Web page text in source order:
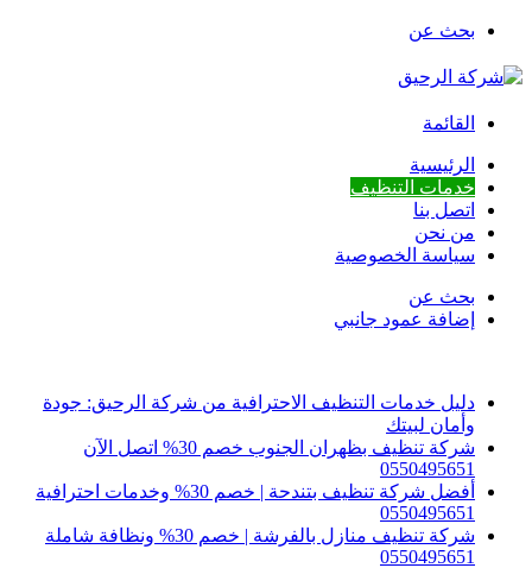
بحث عن
القائمة
الرئيسية
خدمات التنظيف
اتصل بنا
من نحن
سياسة الخصوصية
بحث عن
إضافة عمود جانبي
دليل خدمات التنظيف الاحترافية من شركة الرحيق: جودة
وأمان لبيتك
شركة تنظيف بظهران الجنوب خصم 30% اتصل الآن
0550495651
أفضل شركة تنظيف بتندحة | خصم 30% وخدمات احترافية
0550495651
شركة تنظيف منازل بالفرشة | خصم 30% ونظافة شاملة
0550495651